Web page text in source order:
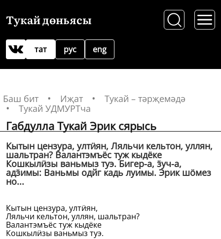
Тукай дөньясы
рус
тат eng
Баш бит Иҗат
Тукай – тәрҗемәдә
Тукай УДМУРТча
Габдулла Тукай Эрик сярысь
Кытын цензура, ултӥян, Ляльчи кельтон, уллян,
шальтран? Валантэмъёс туж кыдёке
Кошкылӥзы ваньмыз туэ. Бигер-а, ӟуч-а,
адӟимы: Ваньмы одйг кадь луимы. Эрик шӧмез
но...
Кытын цензура, ултӥян,
Ляльчи кельтон, уллян, шальтран?
Валантэмъёс туж кыдёке
Кошкылӥзы ваньмыз туэ.